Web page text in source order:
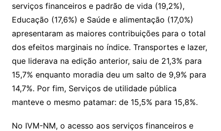
serviços financeiros e padrão de vida (19,2%),
Educação (17,6%) e Saúde e alimentação (17,0%)
apresentaram as maiores contribuições para o total
dos efeitos marginais no índice. Transportes e lazer,
que liderava na edição anterior, saiu de 21,3% para
15,7% enquanto moradia deu um salto de 9,9% para
14,7%. Por fim, Serviços de utilidade pública
manteve o mesmo patamar: de 15,5% para 15,8%.
No IVM-NM, o acesso aos serviços financeiros e